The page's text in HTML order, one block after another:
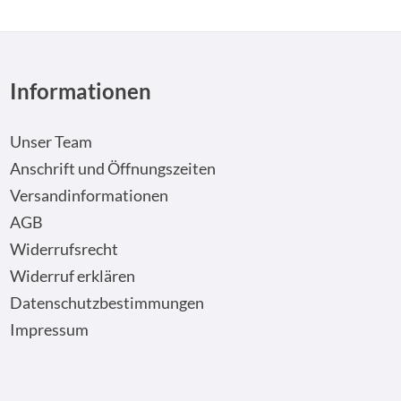
Informationen
Unser Team
Anschrift und Öffnungszeiten
Versandinformationen
AGB
Widerrufsrecht
Widerruf erklären
Datenschutzbestimmungen
Impressum